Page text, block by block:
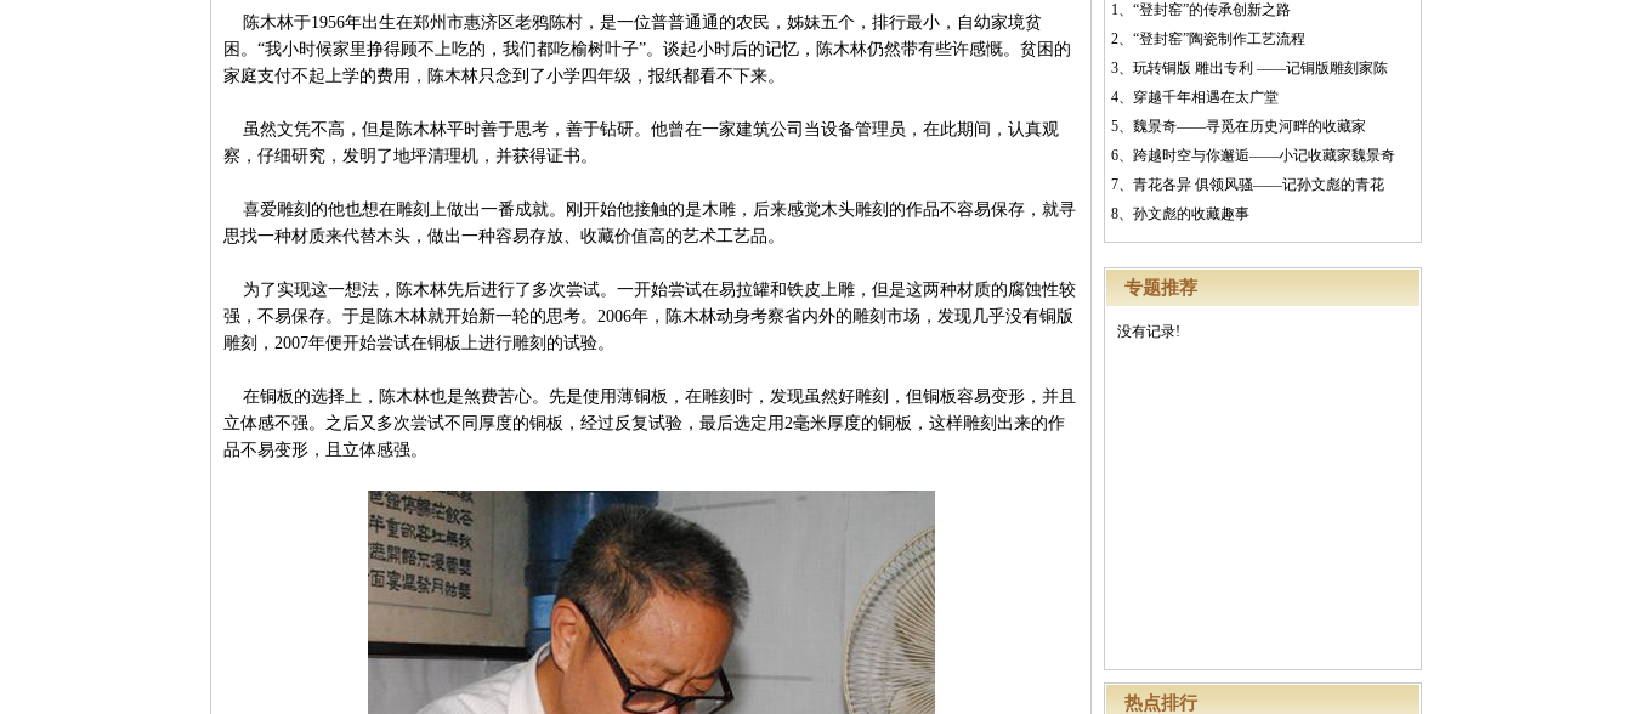
1、 “登封窑”的传承创新之路
2、 “登封窑”陶瓷制作工艺流程
3、 玩转铜版 雕出专利 ——记铜版雕刻家陈
4、 穿越千年相遇在太广堂
5、 魏景奇——寻觅在历史河畔的收藏家
6、 跨越时空与你邂逅——小记收藏家魏景奇
7、 青花各异 俱领风骚——记孙文彪的青花
8、 孙文彪的收藏趣事
专题推荐
没有记录!
热点排行
陈木林于1956年出生在郑州市惠济区老鸦陈村，是一位普普通通的农民，姊妹五个，排行最小，自幼家境贫
困。“我小时候家里挣得顾不上吃的，我们都吃榆树叶子”。谈起小时后的记忆，陈木林仍然带有些许感慨。贫困的
家庭支付不起上学的费用，陈木林只念到了小学四年级，报纸都看不下来。
虽然文凭不高，但是陈木林平时善于思考，善于钻研。他曾在一家建筑公司当设备管理员，在此期间，认真观
察，仔细研究，发明了地坪清理机，并获得证书。
喜爱雕刻的他也想在雕刻上做出一番成就。刚开始他接触的是木雕，后来感觉木头雕刻的作品不容易保存，就寻
思找一种材质来代替木头，做出一种容易存放、收藏价值高的艺术工艺品。
为了实现这一想法，陈木林先后进行了多次尝试。一开始尝试在易拉罐和铁皮上雕，但是这两种材质的腐蚀性较
强，不易保存。于是陈木林就开始新一轮的思考。2006年，陈木林动身考察省内外的雕刻市场，发现几乎没有铜版
雕刻，2007年便开始尝试在铜板上进行雕刻的试验。
在铜板的选择上，陈木林也是煞费苦心。先是使用薄铜板，在雕刻时，发现虽然好雕刻，但铜板容易变形，并且
立体感不强。之后又多次尝试不同厚度的铜板，经过反复试验，最后选定用2毫米厚度的铜板，这样雕刻出来的作
品不易变形，且立体感强。